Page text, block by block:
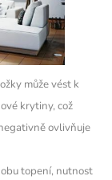
může vést k
krytiny, což
ovlivňuje
topení, nutnost